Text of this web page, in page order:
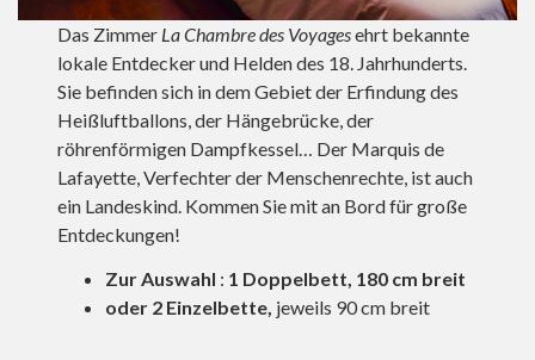
Das Zimmer La Chambre des Voyagesehrt bekannte
lokale Entdecker und Helden des 18. Jahrhunderts.
Sie befinden sich in dem Gebiet der Erfindung des
Heißluftballons, der Hängebrücke, der
röhrenförmigen Dampfkessel… Der Marquis de
Lafayette, Verfechter der Menschenrechte, ist auch
ein Landeskind. Kommen Sie mit an Bord für große
Entdeckungen!
Zur Auswahl : 1 Doppelbett, 180 cm breit
oder 2 Einzelbette, jeweils 90 cm breit